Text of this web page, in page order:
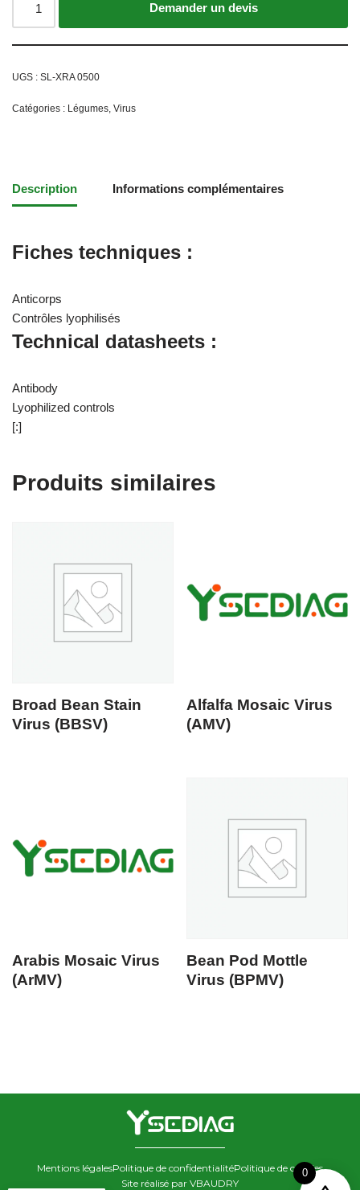
Ajouter au panier
UGS : SL-XRA 0500
Catégories : Légumes, Virus
Description Informations complémentaires
Fiches techniques :
Anticorps
Contrôles lyophilisés
Technical datasheets :
Antibody
Lyophilized controls
[:]
Produits similaires
Broad Bean Stain
Virus (BBSV)
Alfalfa Mosaic Virus
(AMV)
Arabis Mosaic Virus
(ArMV)
Bean Pod Mottle
Virus (BPMV)
Mentions légalesPolitique de confidentialitéPolitique de cookies
Site réalisé par VBAUDRY
0